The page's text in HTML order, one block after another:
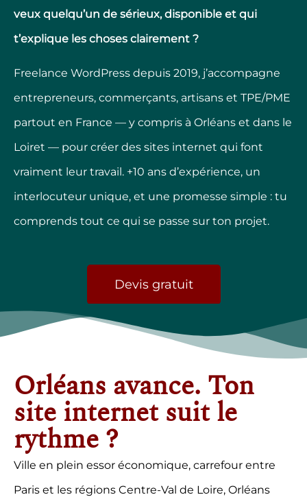
veux quelqu’un de sérieux, disponible et qui
t’explique les choses clairement ?
Freelance WordPress depuis 2019, j’accompagne
entrepreneurs, commerçants, artisans et TPE/PME
partout en France — y compris à Orléans et dans le
Loiret — pour créer des sites internet qui font
vraiment leur travail. +10 ans d’expérience, un
interlocuteur unique, et une promesse simple : tu
comprends tout ce qui se passe sur ton projet.
Devis gratuit
Orléans avance. Ton
site internet suit le
rythme ?
Ville en plein essor économique, carrefour entre
Paris et les régions Centre-Val de Loire, Orléans